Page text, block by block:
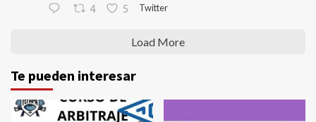
4 5 Twitter
Load More
Te pueden interesar